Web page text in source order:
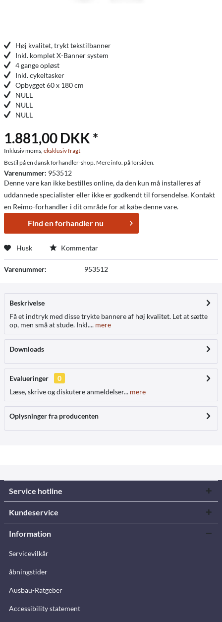
Høj kvalitet, trykt tekstilbanner
Inkl. komplet X-Banner system
4 gange opløst
Inkl. cykeltasker
Opbygget 60 x 180 cm
NULL
NULL
NULL
1.881,00 DKK *
Inklusiv moms, eksklusiv fragt
Bestil på en dansk forhandler-shop. Mere info. på forsiden.
Varenummer: 953512
Denne vare kan ikke bestilles online, da den kun må installeres af
uddannede specialister eller ikke er godkendt til forsendelse. Kontakt
en Reimo-forhandler i dit område for at købe denne vare.
Find en forhandler nu
Husk Kommentar
Varenummer: 953512
Beskrivelse
Få et indtryk med disse trykte bannere af høj kvalitet. Let at sætte
op, men små at stude. Inkl.... mere
Downloads
Evalueringer
0
Læse, skrive og diskutere anmeldelser... mere
Oplysninger fra producenten
Service hotline
Kundeservice
Information
Servicevilkår
åbningstider
Ausbau-Ratgeber
Accessibility statement